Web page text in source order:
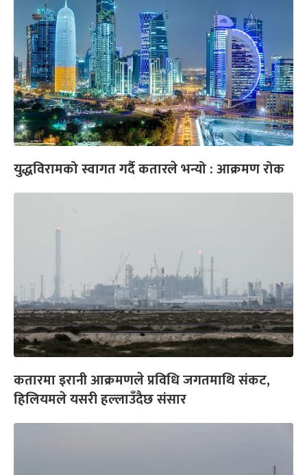
युद्धविरामको स्वागत गर्दै कतारले भन्यो : आक्रमण रोक
कतारमा इरानी आक्रमणले प्रविधि जगतमाथि संकट,
हिलियमले यसरी हल्लाउँदैछ संसार